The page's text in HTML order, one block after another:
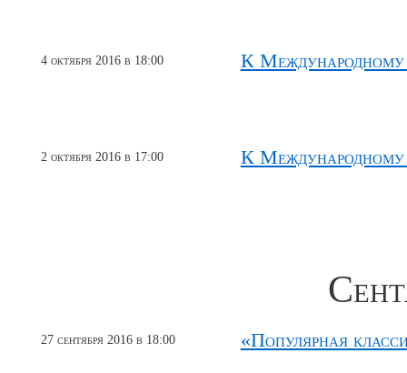
4 октября 2016 в 18:00 К
2 октября 2016 в 17:00 К
27 сентября 2016 в 18:00 «Популярная